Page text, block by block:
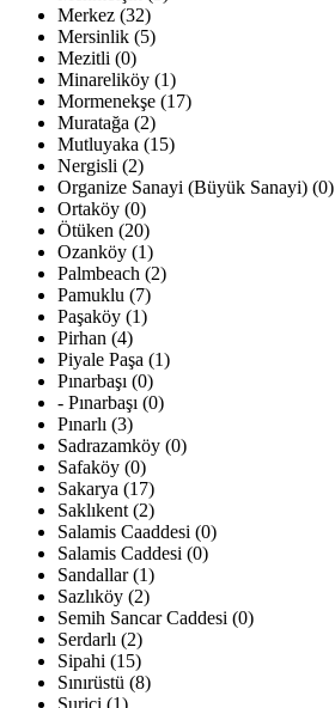
Merkez (32)
Mersinlik (5)
Mezitli (0)
Minareliköy (1)
Mormenekşe (17)
Muratağa (2)
Mutluyaka (15)
Nergisli (2)
Organize Sanayi (Büyük Sanayi) (0)
Ortaköy (0)
Ötüken (20)
Ozanköy (1)
Palmbeach (2)
Pamuklu (7)
Paşaköy (1)
Pirhan (4)
Piyale Paşa (1)
Pınarbaşı (0)
- Pınarbaşı (0)
Pınarlı (3)
Sadrazamköy (0)
Safaköy (0)
Sakarya (17)
Saklıkent (2)
Salamis Caaddesi (0)
Salamis Caddesi (0)
Sandallar (1)
Sazlıköy (2)
Semih Sancar Caddesi (0)
Serdarlı (2)
Sipahi (15)
Sınırüstü (8)